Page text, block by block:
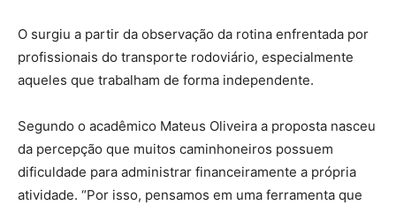
O surgiu a partir da observação da rotina enfrentada por
profissionais do transporte rodoviário, especialmente
aqueles que trabalham de forma independente.
Segundo o acadêmico Mateus Oliveira a proposta nasceu
da percepção que muitos caminhoneiros possuem
dificuldade para administrar financeiramente a própria
atividade. “Por isso, pensamos em uma ferramenta que